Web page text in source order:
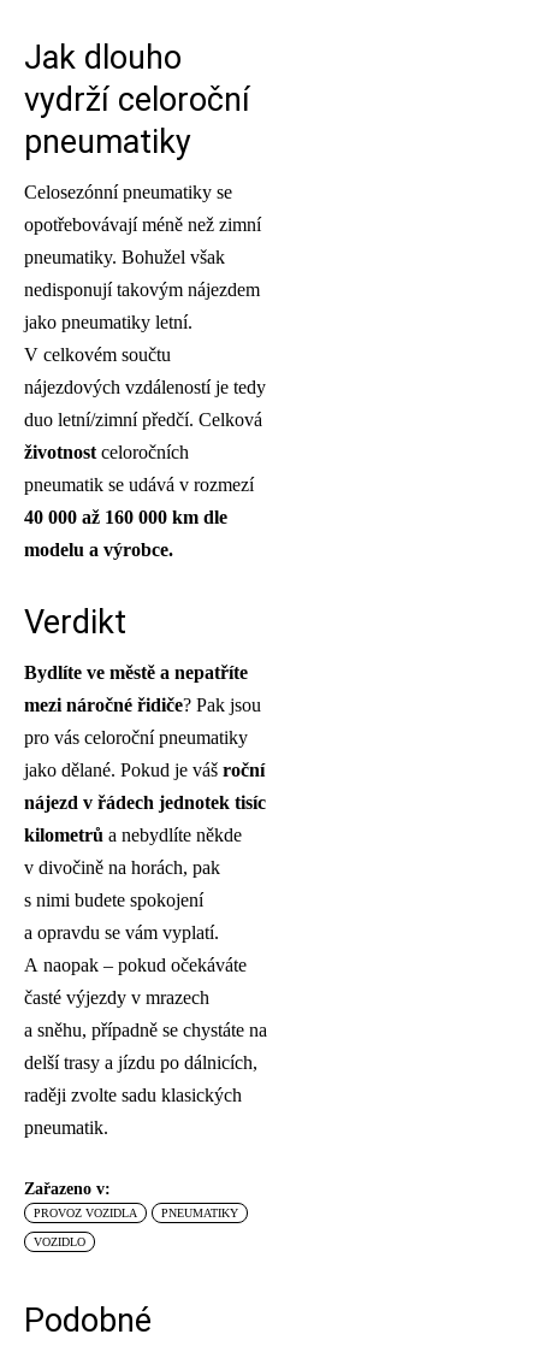
Jak dlouho
vydrží celoroční
pneumatiky
Celosezónní pneumatiky se
opotřebovávají méně než zimní
pneumatiky. Bohužel však
nedisponují takovým nájezdem
jako pneumatiky letní.
V celkovém součtu
nájezdových vzdáleností je tedy
duo letní/zimní předčí. Celková
životnost celoročních
pneumatik se udává v rozmezí
40 000 až 160 000 km dle
modelu a výrobce.
Verdikt
Bydlíte ve městě a nepatříte
mezi náročné řidiče? Pak jsou
pro vás celoroční pneumatiky
jako dělané. Pokud je váš roční
nájezd v řádech jednotek tisíc
kilometrů a nebydlíte někde
v divočině na horách, pak
s nimi budete spokojení
a opravdu se vám vyplatí.
A naopak – pokud očekáváte
časté výjezdy v mrazech
a sněhu, případně se chystáte na
delší trasy a jízdu po dálnicích,
raději zvolte sadu klasických
pneumatik.
Zařazeno v:
PROVOZ VOZIDLA PNEUMATIKY
VOZIDLO
Podobné